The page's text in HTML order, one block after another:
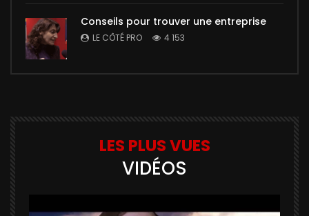
Conseils pour trouver une entreprise
LE CÔTÉ PRO 4 153
LES PLUS VUES
VIDÉOS